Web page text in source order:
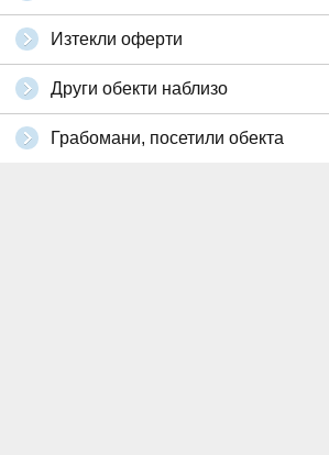
Изтекли оферти
Други обекти наблизо
Грабомани, посетили обекта